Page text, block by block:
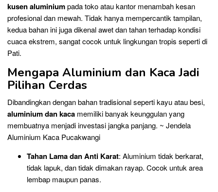
kusen aluminiumpada toko atau kantor menambah kesan
profesional dan mewah. Tidak hanya mempercantik tampilan,
kedua bahan ini juga dikenal awet dan tahan terhadap kondisi
cuaca ekstrem, sangat cocok untuk lingkungan tropis seperti di
Pati.
Mengapa Aluminium dan Kaca Jadi
Pilihan Cerdas
Dibandingkan dengan bahan tradisional seperti kayu atau besi,
aluminium dan kaca memiliki banyak keunggulan yang
membuatnya menjadi investasi jangka panjang. ~ Jendela
Aluminium Kaca Pucakwangi
Tahan Lama dan Anti Karat: Aluminium tidak berkarat,
tidak lapuk, dan tidak dimakan rayap. Cocok untuk area
lembap maupun panas.